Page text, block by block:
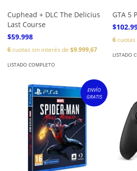
Cuphead + DLC The Delicius
Last Course
$59.998
6cuotas sin interés de $9.999,67
LISTADO COMPLETO
GTA 5
6cuotas
LISTADO
ENVÍO
GRATIS